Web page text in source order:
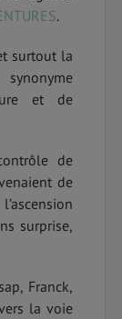
.
surtout la
et de
de
de
surprise,
Franck,
la voie